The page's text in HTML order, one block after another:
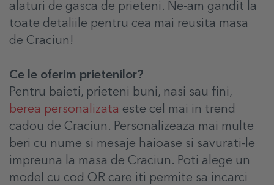
alaturi de gasca de prieteni. Ne-am gandit la
toate detaliile pentru cea mai reusita masa
de Craciun!
Ce le oferim prietenilor?
Pentru baieti, prieteni buni, nasi sau fini,
berea personalizata este cel mai in trend
cadou de Craciun. Personalizeaza mai multe
beri cu nume si mesaje haioase si savurati-le
impreuna la masa de Craciun. Poti alege un
model cu cod QR care iti permite sa incarci